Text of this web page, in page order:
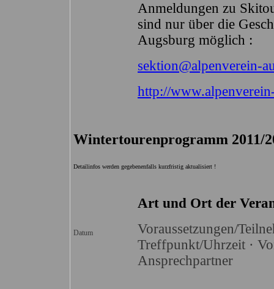
Anmeldungen zu
sind nur über die
Augsburg möglich :
sektion@alpenverein-
http://
Wintertourenprogramm 2011/
Detailinfos werden gegebenenfalls kurzfristig aktualisiert !
Datum
Art und Ort der
Voraussetzungen/
Treffpunkt/Uhrzeit ·
Ansprechpartner